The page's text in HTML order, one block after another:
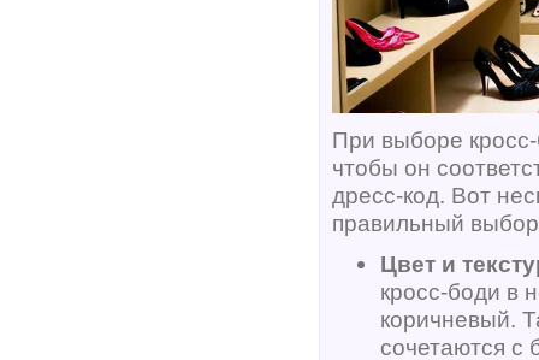
При выборе
чтобы он
дресс-код. Вот
правильный
Цвет и
кросс-боди в
коричневый.
сочетаются с